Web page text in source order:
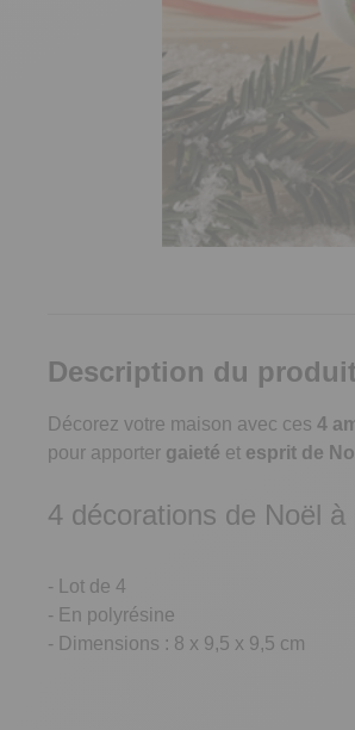
Description du
Décorez votre maison avec ces 4
pour apporter gaieté et esprit de
4 décorations de Noël
- Lot de 4
- En polyrésine
- Dimensions : 8 x 9,5 x 9,5 cm